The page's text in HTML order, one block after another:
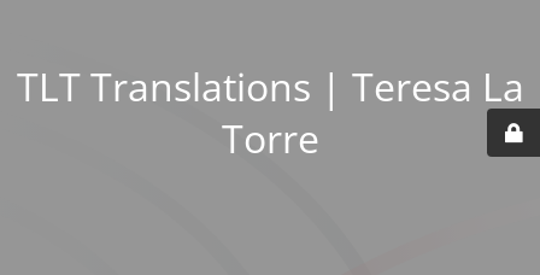
TLT Translations | Teresa La
Torre